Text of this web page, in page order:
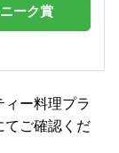
ーク賞
ー料理プラ
てご確認くだ